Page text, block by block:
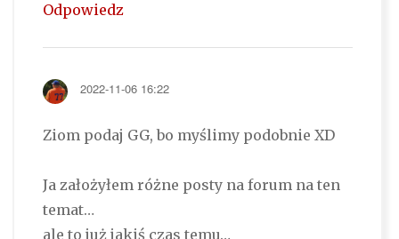
Odpowiedz
2022-11-06 16:22
Ziom podaj GG, bo myślimy podobnie XD
Ja założyłem różne posty na forum na ten
temat…
ale to już jakiś czas temu…